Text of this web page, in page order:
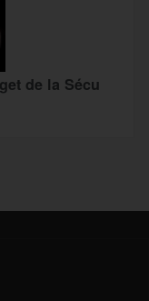
de la Sécu